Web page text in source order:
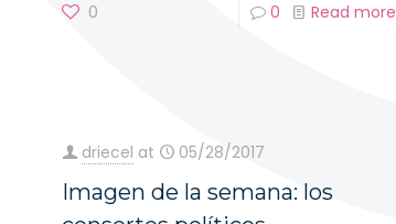
0 0 Read more
driecel at 05/28/2017
Imagen de la semana: los